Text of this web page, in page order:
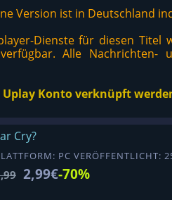
Version ist in Deutschland
Dienste für diesen Titel
Alle Nachrichten-
Konto verknüpft
Cry?
PC VERÖFFENTLICHT:
2,99€-70%